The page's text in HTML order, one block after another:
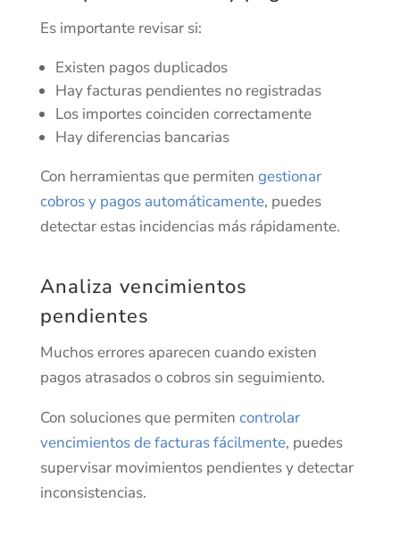
Es importante revisar si:
Existen pagos duplicados
Hay facturas pendientes no registradas
Los importes coinciden correctamente
Hay diferencias bancarias
Con herramientas que permiten gestionar
cobros y pagos automáticamente, puedes
detectar estas incidencias más rápidamente.
Analiza vencimientos
pendientes
Muchos errores aparecen cuando existen
pagos atrasados o cobros sin seguimiento.
Con soluciones que permiten controlar
vencimientos de facturas fácilmente, puedes
supervisar movimientos pendientes y detectar
inconsistencias.